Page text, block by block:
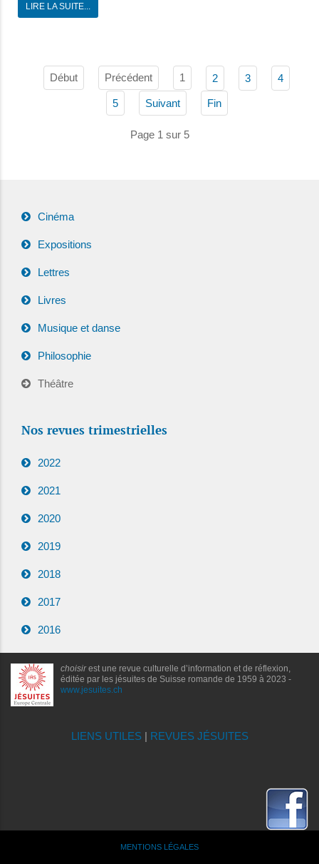
LIRE LA SUITE...
Début Précédent 1 2 3 4
5 Suivant Fin
Page 1 sur 5
Cinéma
Expositions
Lettres
Livres
Musique et danse
Philosophie
Théâtre
Nos revues trimestrielles
2022
2021
2020
2019
2018
2017
2016
choisirest une revue culturelle d’information et de réflexion,
éditée par les jésuites de Suisse romande de 1959 à 2023 -
www.jesuites.ch
LIENS UTILES| REVUES JÉSUITES
MENTIONS LÉGALES